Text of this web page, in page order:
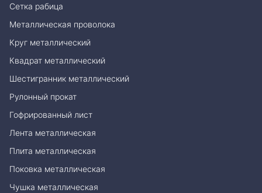
Сетка рабица
Металлическая проволока
Круг металлический
Квадрат металлический
Шестигранник металлический
Рулонный прокат
Гофрированный лист
Лента металлическая
Плита металлическая
Поковка металлическая
Чушка металлическая